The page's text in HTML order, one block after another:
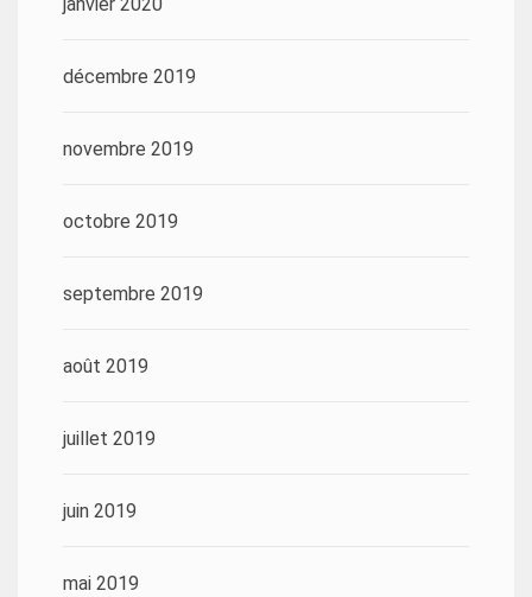
décembre 2019
novembre 2019
octobre 2019
septembre 2019
août 2019
juillet 2019
juin 2019
mai 2019